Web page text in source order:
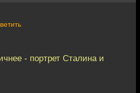
- портрет Сталина и